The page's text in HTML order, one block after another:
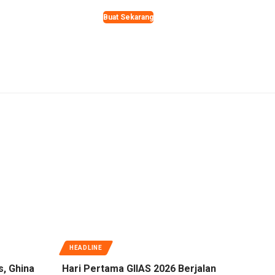
Buat Sekarang
Ghina
HEADLINE
Hari Pertama GIIAS 2026 Berjalan